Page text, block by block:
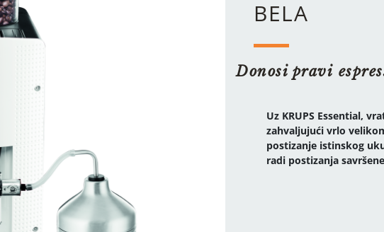
BELA
Donosi pravi
Uz KRUPS Essential,
zahvaljujući vrlo
postizanje istinskog
radi postizanja